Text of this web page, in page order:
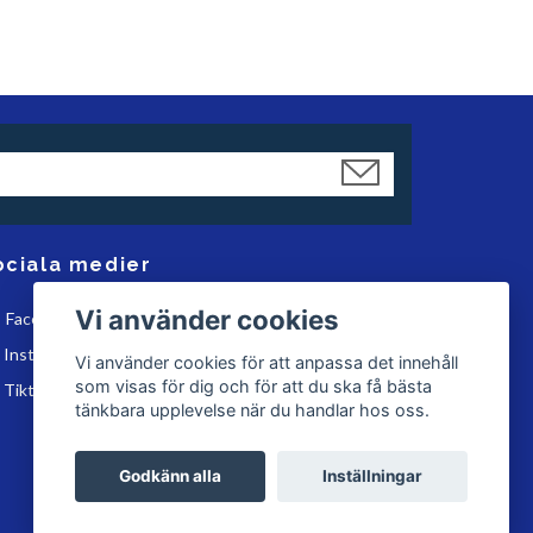
medier
Facebook
Instagram
Tiktok
Vi använder cookies
Vi använder cookies för att anpassa det innehåll
som visas för dig och för att du ska få bästa
tänkbara upplevelse när du handlar hos oss.
Godkänn alla Inställningar